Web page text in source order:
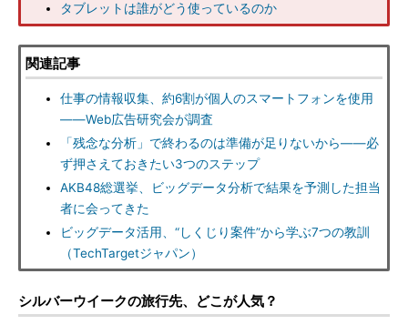
タブレットは誰がどう使っているのか
関連記事
仕事の情報収集、約6割が個人のスマートフォンを使用
――Web広告研究会が調査
「残念な分析」で終わるのは準備が足りないから――必
ず押さえておきたい3つのステップ
AKB48総選挙、ビッグデータ分析で結果を予測した担当
者に会ってきた
ビッグデータ活用、“しくじり案件”から学ぶ7つの教訓
（TechTargetジャパン）
シルバーウイークの旅行先、どこが人気？